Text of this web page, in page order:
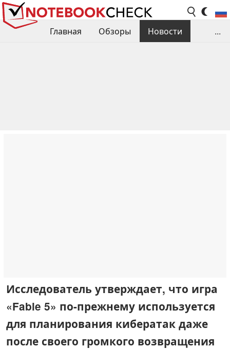
Главная Обзоры
Новости
...
Исследователь утверждает, что игра
«Fable 5» по-прежнему используется
для планирования кибератак даже
после своего громкого возвращения